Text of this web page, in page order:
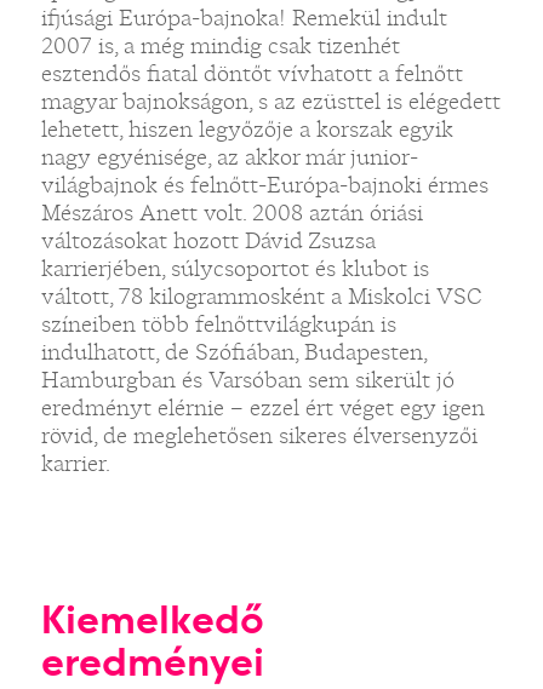
ifjúsági Európa-bajnoka! Remekül indult
2007 is, a még mindig csak tizenhét
esztendős fiatal döntőt vívhatott a felnőtt
magyar bajnokságon, s az ezüsttel is elégedett
lehetett, hiszen legyőzője a korszak egyik
nagy egyénisége, az akkor már junior-
világbajnok és felnőtt-Európa-bajnoki érmes
Mészáros Anett volt. 2008 aztán óriási
változásokat hozott Dávid Zsuzsa
karrierjében, súlycsoportot és klubot is
váltott, 78 kilogrammosként a Miskolci VSC
színeiben több felnőttvilágkupán is
indulhatott, de Szófiában, Budapesten,
Hamburgban és Varsóban sem sikerült jó
eredményt elérnie – ezzel ért véget egy igen
rövid, de meglehetősen sikeres élversenyzői
karrier.
Kiemelkedő
eredményei